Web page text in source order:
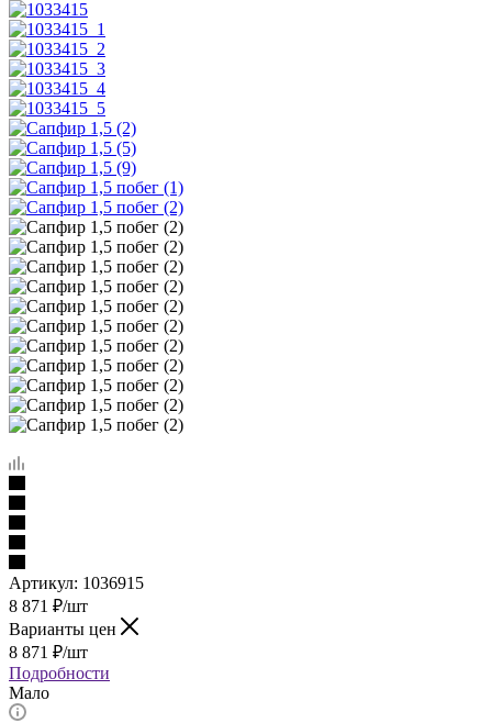
Артикул: 1036915
8 871 ₽/шт
Варианты цен
8 871 ₽/шт
Подробности
Мало